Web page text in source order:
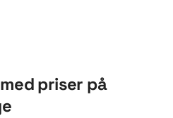
priser på